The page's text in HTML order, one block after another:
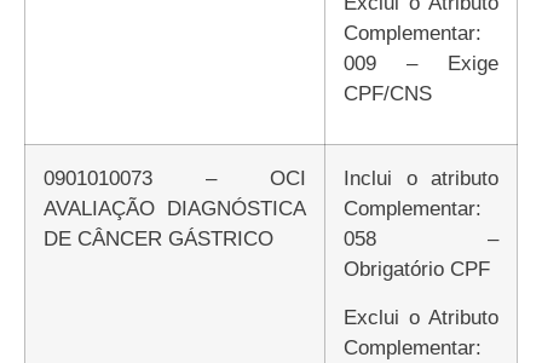
Complementar:
009 – Exige
CPF/CNS
0901010073 – OCI
AVALIAÇÃO DIAGNÓSTICA
DE CÂNCER GÁSTRICO
Inclui o atributo
Complementar:
058 –
Obrigatório CPF
Exclui o Atributo
Complementar: